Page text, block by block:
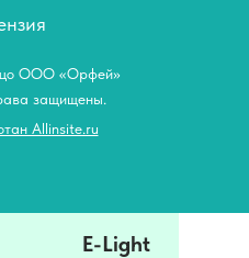
защищены.
ООО «Орфей»
Allinsite.ru
E-Light